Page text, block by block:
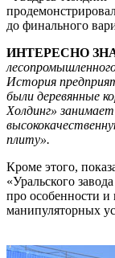
до финального
ИНТЕРЕСНО
История
были деревянные
Холдинг»
плиту».
Кроме этого,
«Уральского
про особенности и
манипуляторных